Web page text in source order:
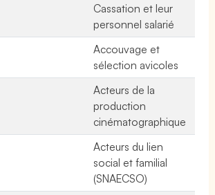
Cassation et leur
personnel salarié
Accouvage et
sélection avicoles
Acteurs de la
production
cinématographique
Acteurs du lien
social et familial
(SNAECSO)